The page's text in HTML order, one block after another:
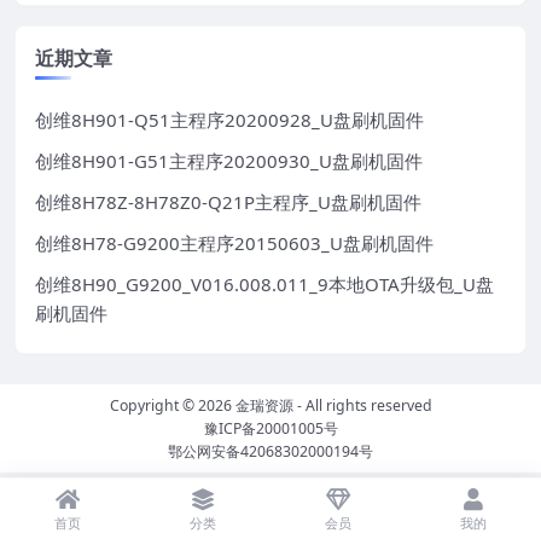
近期文章
创维8H901-Q51主程序20200928_U盘刷机固件
创维8H901-G51主程序20200930_U盘刷机固件
创维8H78Z-8H78Z0-Q21P主程序_U盘刷机固件
创维8H78-G9200主程序20150603_U盘刷机固件
创维8H90_G9200_V016.008.011_9本地OTA升级包_U盘
刷机固件
Copyright © 2026金瑞资源- All rights reserved
豫ICP备20001005号
鄂公网安备42068302000194号
首页 分类 会员 我的